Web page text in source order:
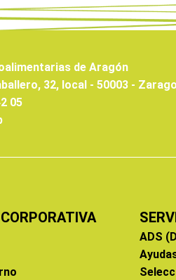
de Aragón
32, local - 50003 -
05
ADS